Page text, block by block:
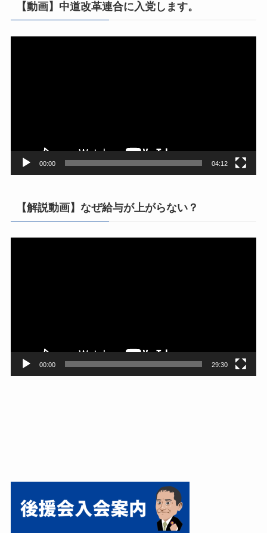
【動画】中道改革連合に入党します。
00:00 04:12
【解説動画】なぜ給与が上がらない？
00:00 29:30